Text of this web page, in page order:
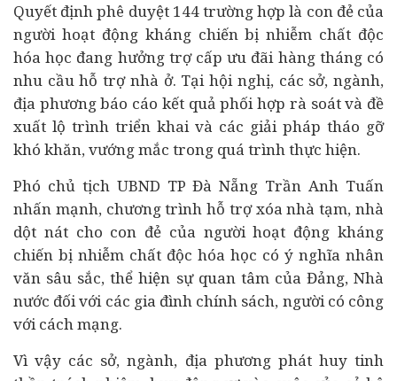
Quyết định phê duyệt 144 trường hợp là con đẻ của
người hoạt động kháng chiến bị nhiễm chất độc
hóa học đang hưởng trợ cấp ưu đãi hàng tháng có
nhu cầu hỗ trợ nhà ở. Tại hội nghị, các sở, ngành,
địa phương báo cáo kết quả phối hợp rà soát và đề
xuất lộ trình triển khai và các giải pháp tháo gỡ
khó khăn, vướng mắc trong quá trình thực hiện.
Phó chủ tịch UBND TP Đà Nẵng Trần Anh Tuấn
nhấn mạnh, chương trình hỗ trợ xóa nhà tạm, nhà
dột nát cho con đẻ của người hoạt động kháng
chiến bị nhiễm chất độc hóa học có ý nghĩa nhân
văn sâu sắc, thể hiện sự quan tâm của Đảng, Nhà
nước đối với các gia đình chính sách, người có công
với cách mạng.
Vì vậy các sở, ngành, địa phương phát huy tinh